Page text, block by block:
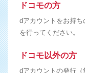
ドコモの方
dアカウントをお持
を行ってください。
ドコモ以外の方
dアカウントの発行